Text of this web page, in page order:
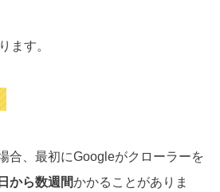
ます。
合、最初にGoogleがクローラーを
から数週間かかることがありま